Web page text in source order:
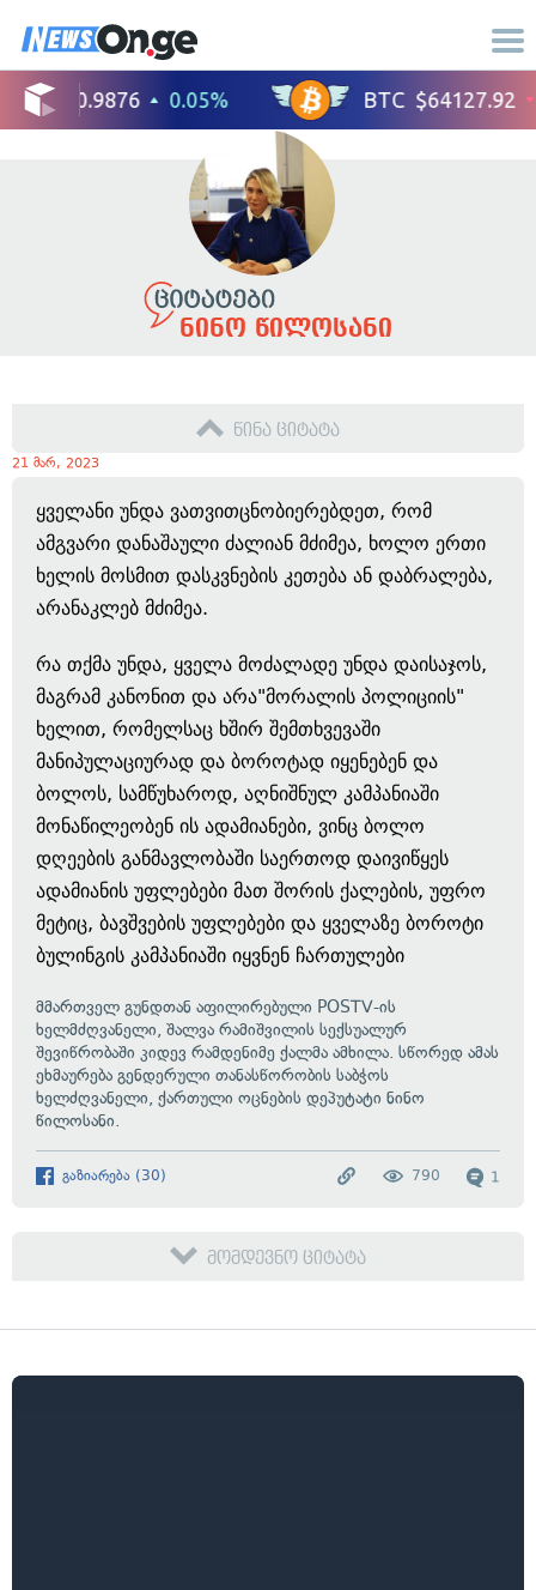
ნინო წილოსანი
წინა ციტატა
21 მარ, 2023
ყველანი უნდა ვათვითცნობიერებდეთ, რომ
ამგვარი დანაშაული ძალიან მძიმეა, ხოლო ერთი
ხელის მოსმით დასკვნების კეთება ან დაბრალება,
არანაკლებ მძიმეა.
რა თქმა უნდა, ყველა მოძალადე უნდა დაისაჯოს,
მაგრამ კანონით და არა"მორალის პოლიციის"
ხელით, რომელსაც ხშირ შემთხვევაში
მანიპულაციურად და ბოროტად იყენებენ და
ბოლოს, სამწუხაროდ, აღნიშნულ კამპანიაში
მონაწილეობენ ის ადამიანები, ვინც ბოლო
დღეების განმავლობაში საერთოდ დაივიწყეს
ადამიანის უფლებები მათ შორის ქალების, უფრო
მეტიც, ბავშვების უფლებები და ყველაზე ბოროტი
ბულინგის კამპანიაში იყვნენ ჩართულები
მმართველ გუნდთან აფილირებული POSTV-ის
ხელმძღვანელი, შალვა რამიშვილის სექსუალურ
შევიწრობაში კიდევ რამდენიმე ქალმა ამხილა. სწორედ ამას
ეხმაურება გენდერული თანასწორობის საბჭოს
ხელძღვანელი, ქართული ოცნების დეპუტატი ნინო
წილოსანი.
გაზიარება (30) 1
790
მომდევნო ციტატა